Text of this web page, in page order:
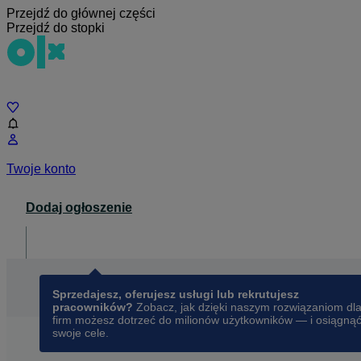
Przejdź do głównej części
Przejdź do stopki
Twoje konto
Dodaj ogłoszenie
Sprzedajesz, oferujesz usługi lub rekrutujesz
pracowników? Zobacz, jak dzięki naszym rozwiązaniom dla
firm możesz dotrzeć do milionów użytkowników — i osiągnąć
swoje cele.